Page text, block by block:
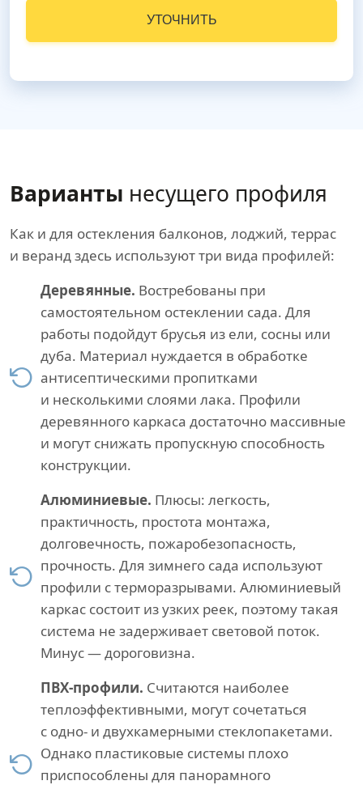
УТОЧНИТЬ
Варианты несущего профиля
Как и для остекления балконов, лоджий, террас
и веранд здесь используют три вида профилей:
Деревянные. Востребованы при
самостоятельном остеклении сада. Для
работы подойдут брусья из ели, сосны или
дуба. Материал нуждается в обработке
антисептическими пропитками
и несколькими слоями лака. Профили
деревянного каркаса достаточно массивные
и могут снижать пропускную способность
конструкции.
Алюминиевые. Плюсы: легкость,
практичность, простота монтажа,
долговечность, пожаробезопасность,
прочность. Для зимнего сада используют
профили с терморазрывами. Алюминиевый
каркас состоит из узких реек, поэтому такая
система не задерживает световой поток.
Минус — дороговизна.
ПВХ-профили. Считаются наиболее
теплоэффективными, могут сочетаться
с одно- и двухкамерными стеклопакетами.
Однако пластиковые системы плохо
приспособлены для панорамного